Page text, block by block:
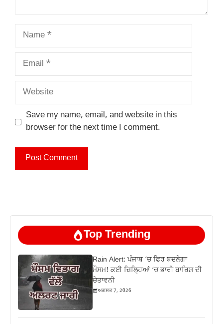
Name
Email
Website
Save my name, email, and website in this
browser for the next time I comment.
Top Trending
Rain Alert: ਪੰਜਾਬ ‘ਚ ਫਿਰ ਬਦਲੇਗਾ
ਮੌਸਮ! ਕਈ ਜ਼ਿਲ੍ਹਿਆਂ ‘ਚ ਭਾਰੀ ਬਾਰਿਸ਼ ਦੀ
ਚੇਤਾਵਨੀ
ਅਗਸਤ 7, 2026